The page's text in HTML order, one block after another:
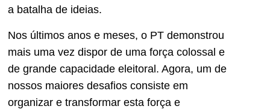
a batalha de ideias.
Nos últimos anos e meses, o PT demonstrou
mais uma vez dispor de uma força colossal e
de grande capacidade eleitoral. Agora, um de
nossos maiores desafios consiste em
organizar e transformar esta força e